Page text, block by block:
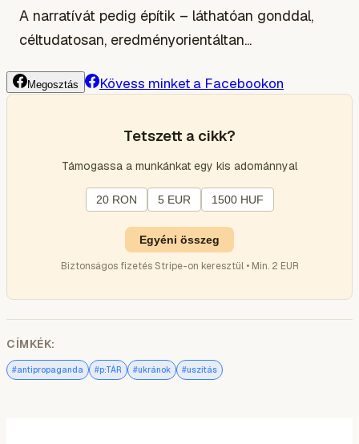
A narratívát pedig építik – láthatóan gonddal,
céltudatosan, eredményorientáltan...
Megosztás Kövess minket a Facebookon
Tetszett a cikk?
Támogassa a munkánkat egy kis adománnyal
20 RON 5 EUR 1500 HUF
Egyéni összeg
Biztonságos fizetés Stripe-on keresztül • Min. 2 EUR
CÍMKÉK:
#antipropaganda #p:TÁR #ukránok #uszítás